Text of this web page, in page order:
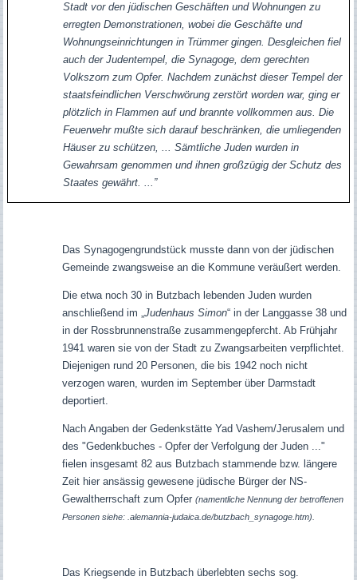
Stadt vor den jüdischen Geschäften und Wohnungen zu
erregten Demonstrationen, wobei die Geschäfte und
Wohnungseinrichtungen in Trümmer gingen. Desgleichen fiel
auch der Judentempel, die Synagoge, dem gerechten
Volkszorn zum Opfer. Nachdem zunächst dieser Tempel der
staatsfeindlichen Verschwörung zerstört worden war, ging er
plötzlich in Flammen auf und brannte vollkommen aus. Die
Feuerwehr mußte sich darauf beschränken, die umliegenden
Häuser zu schützen, ... Sämtliche Juden wurden in
Gewahrsam genommen und ihnen großzügig der Schutz des
Staates gewährt. ...”
Das Synagogengrundstück musste dann von der jüdischen
Gemeinde zwangsweise an die Kommune veräußert werden.
Die etwa noch 30 in Butzbach lebenden Juden wurden
anschließend im „Judenhaus Simon“ in der Langgasse 38 und
in der Rossbrunnenstraße zusammengepfercht. Ab Frühjahr
1941 waren sie von der Stadt zu Zwangsarbeiten verpflichtet.
Diejenigen rund 20 Personen, die bis 1942 noch nicht
verzogen waren, wurden im September über Darmstadt
deportiert.
Nach Angaben der Gedenkstätte Yad Vashem/Jerusalem und
des "Gedenkbuches - Opfer der Verfolgung der Juden ..."
fielen insgesamt 82 aus Butzbach stammende bzw. längere
Zeit hier ansässig gewesene jüdische Bürger der NS-
Gewaltherrschaft zum Opfer (namentliche Nennung der betroffenen
Personen siehe: .alemannia-judaica.de/butzbach_synagoge.htm).
Das Kriegsende in Butzbach überlebten sechs sog.